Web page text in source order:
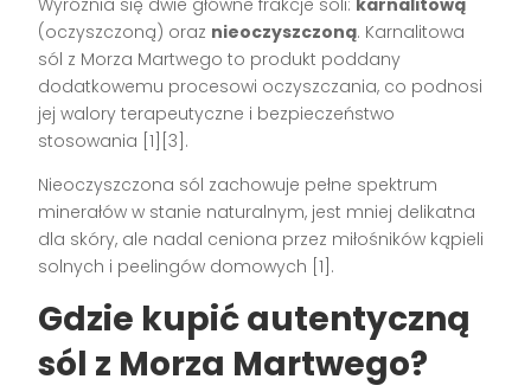
Wyróżnia się dwie główne frakcje soli: karnalitową
(oczyszczoną) oraz nieoczyszczoną. Karnalitowa
sól z Morza Martwego to produkt poddany
dodatkowemu procesowi oczyszczania, co podnosi
jej walory terapeutyczne i bezpieczeństwo
stosowania [1][3].
Nieoczyszczona sól zachowuje pełne spektrum
minerałów w stanie naturalnym, jest mniej delikatna
dla skóry, ale nadal ceniona przez miłośników kąpieli
solnych i peelingów domowych [1].
Gdzie kupić autentyczną
sól z Morza Martwego?